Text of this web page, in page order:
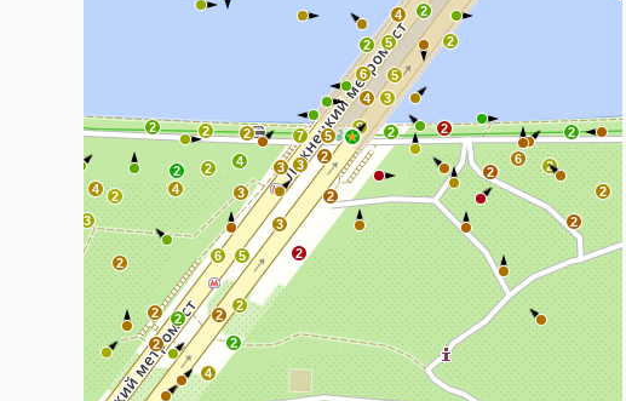
2
2
2
2
2
2
5
5
4
2
6
8
4 3
2 2
6
2
2
2
2
2
5
6
2
2
2
2
4
2 2 4
3
3
3 3
7
2
5
2
2 2
2
4
3
2
4